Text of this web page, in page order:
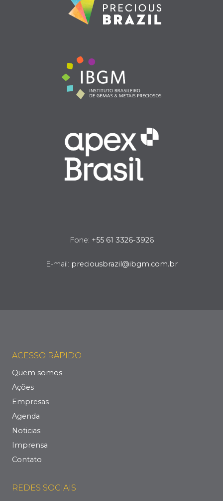
Fone: +55 61 3326-3926
E-mail: preciousbrazil@ibgm.com.br
ACESSO RÁPIDO
Quem somos
Ações
Empresas
Agenda
Noticias
Imprensa
Contato
REDES SOCIAIS